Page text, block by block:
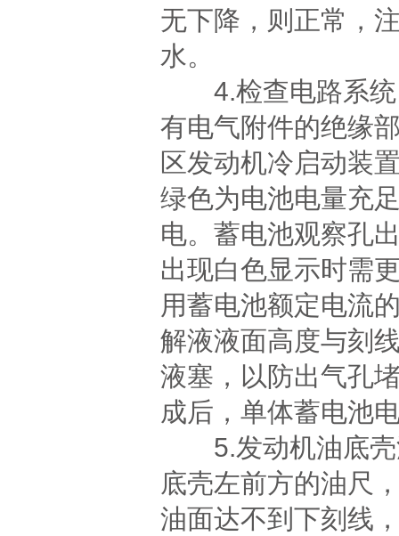
无下降，则正常，
水。
4.检查电路系统
有电气附件的绝缘
区发动机冷启动装
绿色为电池电量充
电。蓄电池观察孔
出现白色显示时需
用蓄电池额定电流
解液液面高度与刻
液塞，以防出气孔
成后，单体蓄电池
5.发动机油底壳
底壳左前方的油尺
油面达不到下刻线